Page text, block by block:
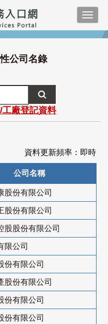
公司名錄
工廠登記資料
資料更新頻率：即時
公司名稱
股份有限公司
股份有限公司
股股份有限公司
限公司
份有限公司
股份有限公司
份有限公司
份有限公司